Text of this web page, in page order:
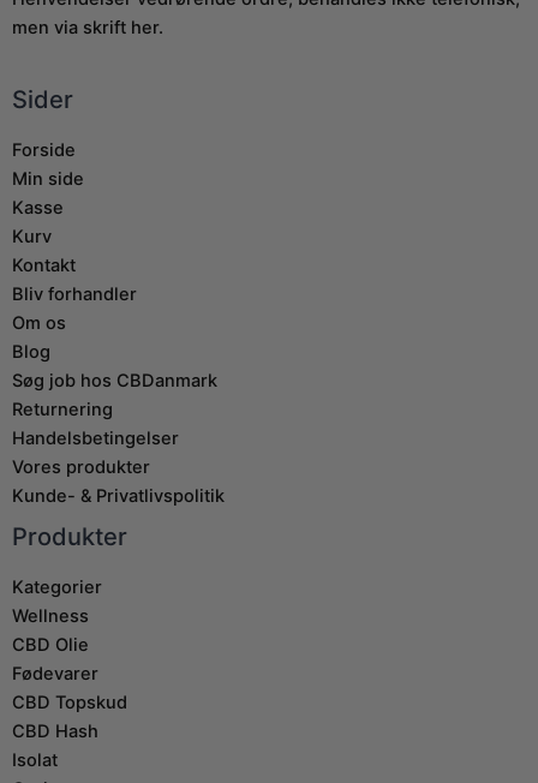
men via skrift her.
Sider
Forside
Min side
Kasse
Kurv
Kontakt
Bliv forhandler
Om os
Blog
Søg job hos CBDanmark
Returnering
Handelsbetingelser
Vores produkter
Kunde- & Privatlivspolitik
Produkter
Kategorier
Wellness
CBD Olie
Fødevarer
CBD Topskud
CBD Hash
Isolat